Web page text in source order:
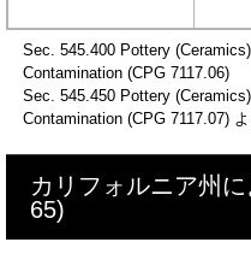
Sec. 545.400 Pottery
Contamination (CPG 7117.06)
Sec. 545.450 Pottery
Contamination (CPG 7117.07)
カリフォルニア州
65)